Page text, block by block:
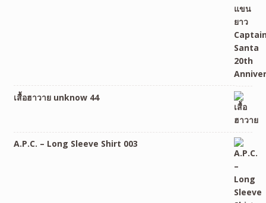
เสื้อฮาวาย unknow 44
A.P.C. – Long Sleeve Shirt 003